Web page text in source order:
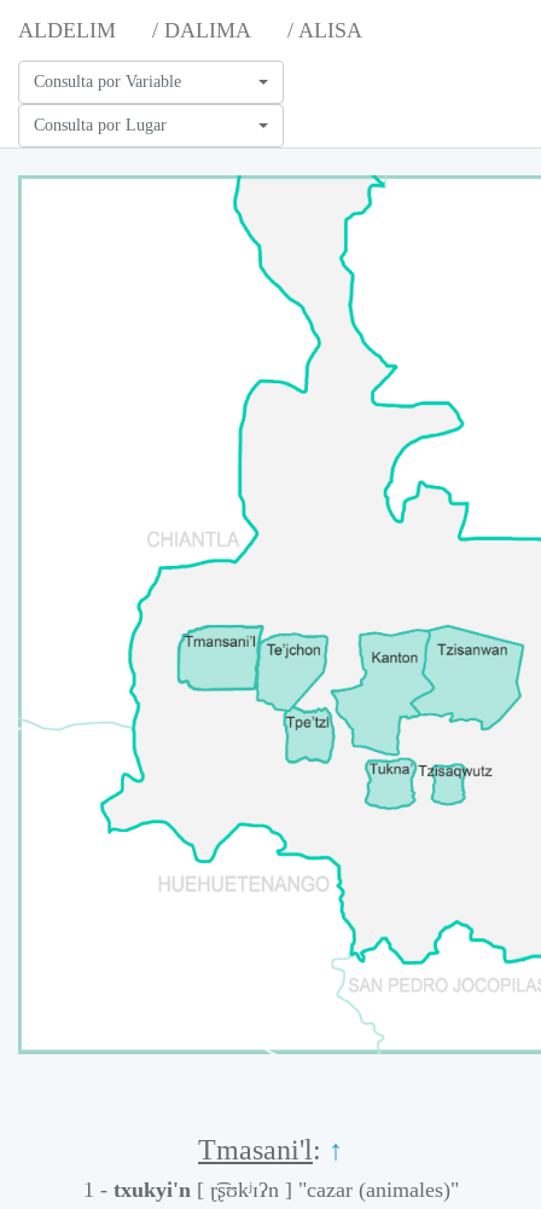
ALDELIM / DALIMA / ALISA
Consulta por Variable
Consulta por Lugar
Tmasani'l: ↑
1 - txukyi'n [ ɽ͡ʂʊkʲɪʔn ] "cazar (animales)"